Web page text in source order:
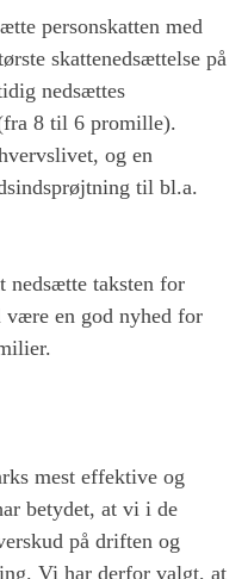
personskatten med
skattenedsættelse på
nedsættes
8 til 6 promille).
og en
til bl.a.
nedsætte taksten for
en god nyhed for
mest effektive og
betydet, at vi i de
på driften og
Vi har derfor valgt, at